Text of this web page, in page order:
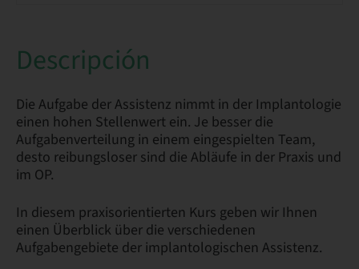
Descripción
Die Aufgabe der Assistenz nimmt in der Implantologie
einen hohen Stellenwert ein. Je besser die
Aufgabenverteilung in einem eingespielten Team,
desto reibungsloser sind die Abläufe in der Praxis und
im OP.
In diesem praxisorientierten Kurs geben wir Ihnen
einen Überblick über die verschiedenen
Aufgabengebiete der implantologischen Assistenz.